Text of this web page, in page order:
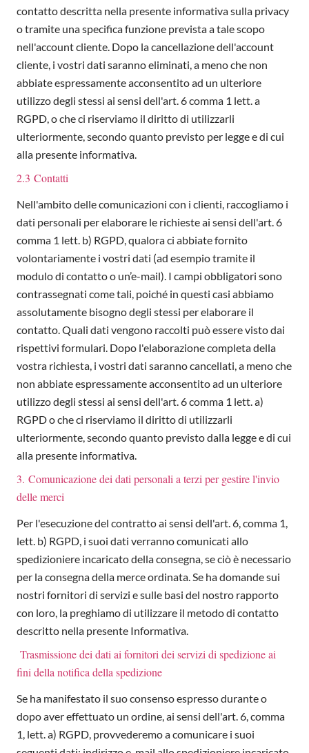
contatto descritta nella presente informativa sulla privacy
o tramite una specifica funzione prevista a tale scopo
nell'account cliente. Dopo la cancellazione dell'account
cliente, i vostri dati saranno eliminati, a meno che non
abbiate espressamente acconsentito ad un ulteriore
utilizzo degli stessi ai sensi dell'art. 6 comma 1 lett. a
RGPD, o che ci riserviamo il diritto di utilizzarli
ulteriormente, secondo quanto previsto per legge e di cui
alla presente informativa.
2.3 Contatti
Nell'ambito delle comunicazioni con i clienti, raccogliamo i
dati personali per elaborare le richieste ai sensi dell'art. 6
comma 1 lett. b) RGPD, qualora ci abbiate fornito
volontariamente i vostri dati (ad esempio tramite il
modulo di contatto o un’e-mail). I campi obbligatori sono
contrassegnati come tali, poiché in questi casi abbiamo
assolutamente bisogno degli stessi per elaborare il
contatto. Quali dati vengono raccolti può essere visto dai
rispettivi formulari. Dopo l'elaborazione completa della
vostra richiesta, i vostri dati saranno cancellati, a meno che
non abbiate espressamente acconsentito ad un ulteriore
utilizzo degli stessi ai sensi dell'art. 6 comma 1 lett. a)
RGPD o che ci riserviamo il diritto di utilizzarli
ulteriormente, secondo quanto previsto dalla legge e di cui
alla presente informativa.
3. Comunicazione dei dati personali a terzi per gestire l'invio
delle merci
Per l'esecuzione del contratto ai sensi dell'art. 6, comma 1,
lett. b) RGPD, i suoi dati verranno comunicati allo
spedizioniere incaricato della consegna, se ciò è necessario
per la consegna della merce ordinata. Se ha domande sui
nostri fornitori di servizi e sulle basi del nostro rapporto
con loro, la preghiamo di utilizzare il metodo di contatto
descritto nella presente Informativa.
Trasmissione dei dati ai fornitori dei servizi di spedizione ai
fini della notifica della spedizione
Se ha manifestato il suo consenso espresso durante o
dopo aver effettuato un ordine, ai sensi dell'art. 6, comma
1, lett. a) RGPD, provvederemo a comunicare i suoi